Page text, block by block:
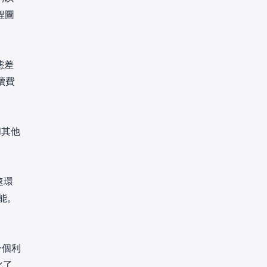
圖
差
費
他
環
利